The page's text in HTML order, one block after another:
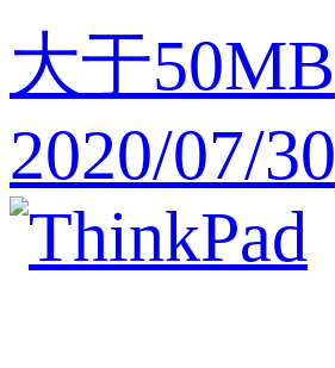
大于50MB
2020/07/30